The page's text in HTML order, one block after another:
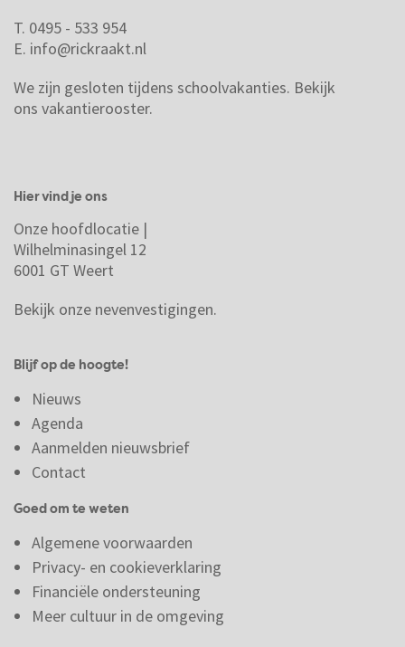
T. 0495 - 533 954
E. info@rickraakt.nl
We zijn gesloten tijdens schoolvakanties. Bekijk
ons vakantierooster.
Hier vind je ons
Onze hoofdlocatie |
Wilhelminasingel 12
6001 GT Weert
Bekijk onze nevenvestigingen.
Blijf op de hoogte!
Nieuws
Agenda
Aanmelden nieuwsbrief
Contact
Goed om te weten
Algemene voorwaarden
Privacy- en cookieverklaring
Financiële ondersteuning
Meer cultuur in de omgeving